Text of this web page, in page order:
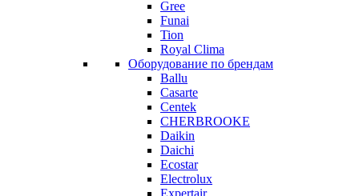
Gree
Funai
Tion
Royal Clima
Оборудование по брендам
Ballu
Casarte
Centek
CHERBROOKE
Daikin
Daichi
Ecostar
Electrolux